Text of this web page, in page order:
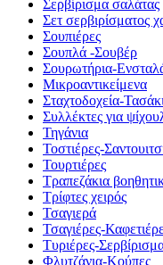
Σερβίρισμα σαλάτας
Σετ σερβιρίσματος
Σουπιέρες
Σουπλά -Σουβέρ
Σουρωτήρια-
Μικροαντικείμενα
Σταχτοδοχεία-
Συλλέκτες για
Τηγάνια
Τοστιέρες-
Τουρτιέρες
Τραπεζάκια
Τρίφτες χειρός
Τσαγιερά
Τσαγιέρες-
Τυριέρες-
Φλυτζάνια-Κούπες